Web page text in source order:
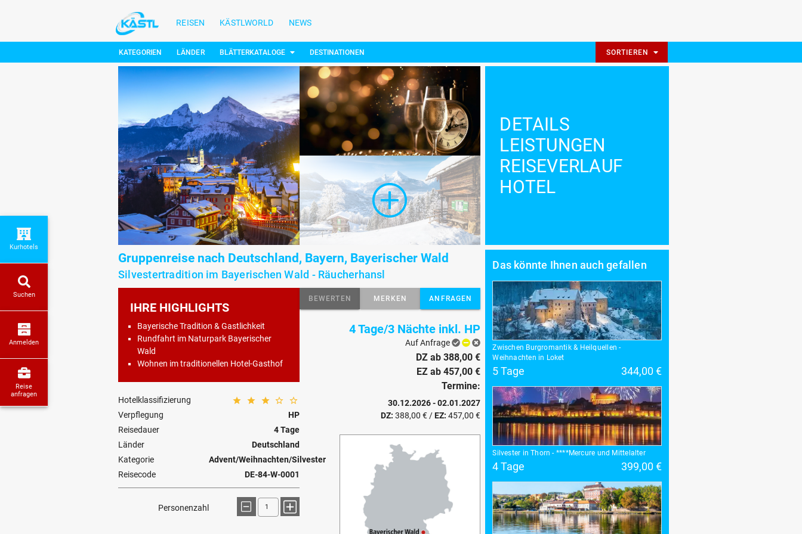
REISEN KÄSTLWORLD NEWS
KATEGORIEN LÄNDER BLÄTTERKATALOGE DESTINATIONEN SORTIEREN
DETAILS
LEISTUNGEN
REISEVERLAUF
HOTEL
Gruppenreise nach Deutschland, Bayern, Bayerischer Wald
Silvestertradition im Bayerischen Wald - Räucherhansl
IHRE HIGHLIGHTS
Bayerische Tradition & Gastlichkeit
Rundfahrt im Naturpark Bayerischer
Wald
Wohnen im traditionellen Hotel-Gasthof
Hotelklassifizierung
Verpflegung
HP
Reisedauer
4 Tage
Länder
Deutschland
Kategorie
Advent/Weihnachten/Silvester
Reisecode
DE-84-W-0001
Personenzahl
BEWERTEN MERKEN ANFRAGEN
4 Tage/3 Nächte inkl. HP
Auf Anfrage
DZ ab 388,00 €
EZ ab 457,00 €
Termine:
30.12.2026 - 02.01.2027
DZ: 388,00 € / EZ: 457,00 €
Das könnte Ihnen auch gefallen
Zwischen Burgromantik & Heilquellen -
Weihnachten in Loket
5 Tage 344,00 €
Silvester in Thorn - ****Mercure und Mittelalter
4 Tage 399,00 €
Kurhotels
Suchen
Anmelden
Reise
anfragen